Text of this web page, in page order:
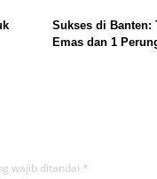
Sukses di Banten:
Emas dan 1
wajib ditandai *